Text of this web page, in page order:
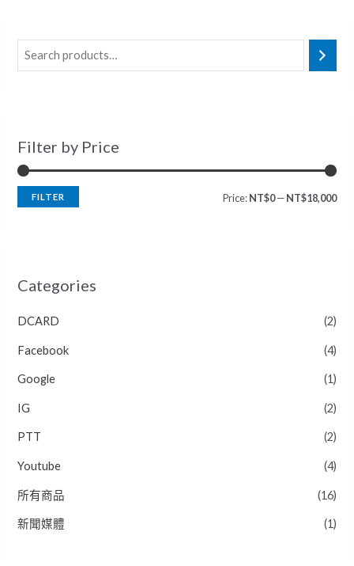
Filter by Price
FILTER Price:NT$0—NT$18,000
Categories
DCARD (2)
Facebook (4)
Google (1)
IG (2)
PTT (2)
Youtube (4)
所有商品 (16)
新聞媒體 (1)